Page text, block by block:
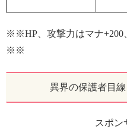
※※HP、攻撃力はマナ+200
※※
異界の保護者目
スポン